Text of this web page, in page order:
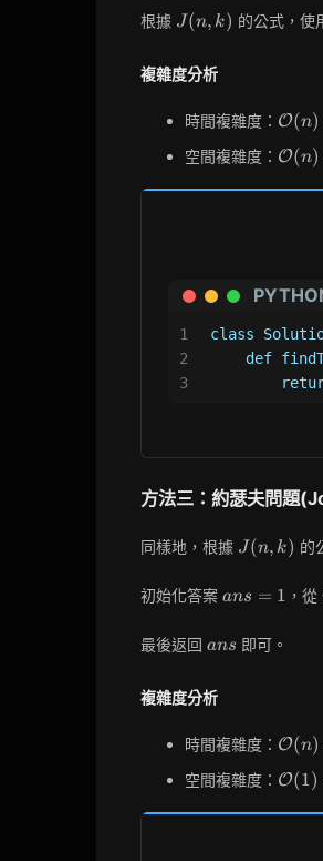
((J(n-
1, k)
1)
n) + 1
根據 J(n,
k)
J(n, k) 的公式，使
複雜度分析
時間複雜度： O(n)
空間複雜度： O(n)
1
2
3
class
def
方法三：約瑟夫問題
同樣地，根據 J(n,
k)
J(n, k) 的
初始化答案 ans
1
ans = 1 ，從
最後返回 ans
ans 即可。
複雜度分析
時間複雜度： O(n)
空間複雜度： O(1)